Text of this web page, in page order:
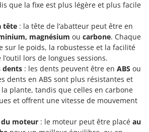
que la fixe est plus légère et plus facile
tête : la tête de l’abatteur peut être en
magnésium ou carbone. Chaque
sur le poids, la robustesse et la facilité
lors de longues sessions.
dents : les dents peuvent être en ABS ou
dents en ABS sont plus résistantes et
plante, tandis que celles en carbone
et offrent une vitesse de mouvement
du moteur : le moteur peut être placé au